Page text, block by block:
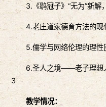
3.《鹖冠子》“无为”新
4.老庄道家德育方法的
5.儒学与网络伦理的理
6.圣人之境——老子理想
3
教学情况：